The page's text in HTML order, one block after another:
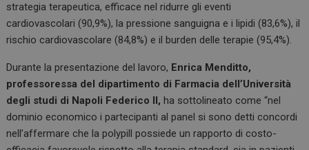
strategia terapeutica, efficace nel ridurre gli eventi
cardiovascolari (90,9%), la pressione sanguigna e i lipidi (83,6%), il
rischio cardiovascolare (84,8%) e il burden delle terapie (95,4%).
Durante la presentazione del lavoro, Enrica Menditto,
professoressa del dipartimento di Farmacia dell’Università
degli studi di Napoli Federico II, ha sottolineato come “nel
dominio economico i partecipanti al panel si sono detti concordi
nell’affermare che la polypill possiede un rapporto di costo-